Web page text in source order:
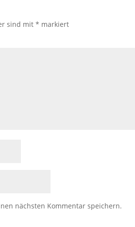
sind mit * markiert
nächsten Kommentar speichern.